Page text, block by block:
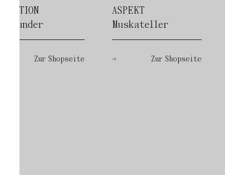
INTUITION
Burgunder
Zur Shopseite
ASPEKT
Muskateller
Zur Shopseite